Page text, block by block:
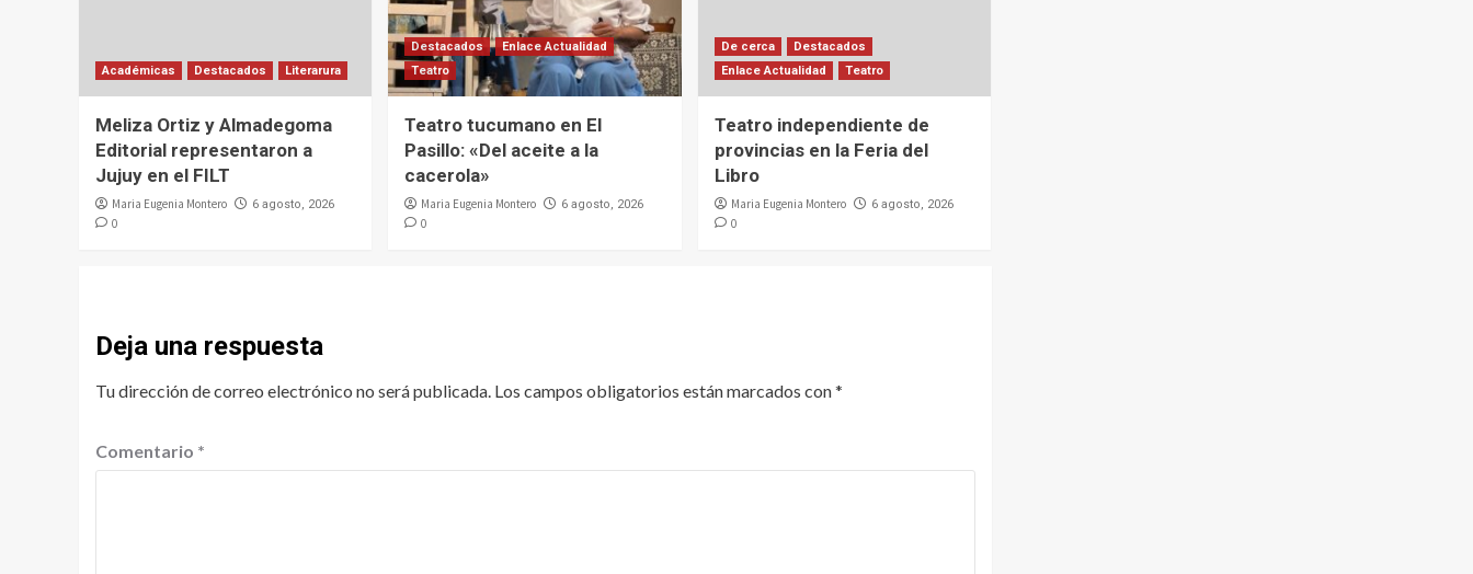
Académicas Destacados Literarura
Meliza Ortiz y Almadegoma
Editorial representaron a
Jujuy en el FILT
Maria Eugenia Montero 6 agosto, 2026
0
Destacados
Enlace Actualidad
Teatro
Teatro tucumano en El
Pasillo: «Del aceite a la
cacerola»
Maria Eugenia Montero 6 agosto, 2026
0
De cerca
Destacados
Enlace Actualidad
Teatro
Teatro independiente de
provincias en la Feria del
Libro
Maria Eugenia Montero 6 agosto, 2026
0
Deja una respuesta
Tu dirección de correo electrónico no será publicada. Los campos obligatorios están marcados con*
Comentario *